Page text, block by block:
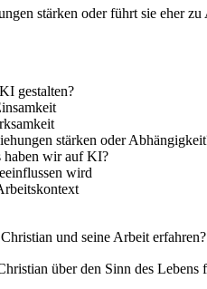
stärken oder führt sie eher zu
gestalten?
stärken oder
haben wir auf KI?
wird
und seine Arbeit
über den Sinn des Lebens